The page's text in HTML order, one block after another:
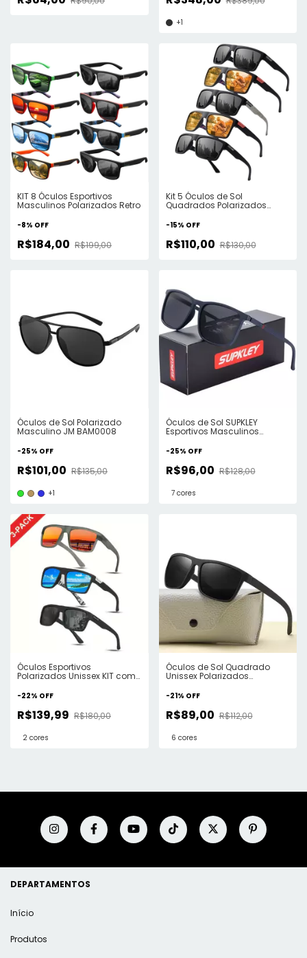
+1
KIT 8 Óculos Esportivos
Masculinos Polarizados Retro
-8% OFF
R$184,00 R$199,00
Kit 5 Óculos de Sol
Quadrados Polarizados
-15% OFF
R$110,00 R$130,00
Óculos de Sol Polarizado
Masculino JM BAM0008
-25% OFF
R$101,00 R$135,00
+1
Óculos de Sol SUPKLEY
Esportivos Masculinos
-25% OFF
R$96,00 R$128,00
7 cores
Óculos Esportivos
Polarizados Unissex KIT com
-22% OFF
R$139,99 R$180,00
2 cores
Óculos de Sol Quadrado
Unissex Polarizados
-21% OFF
R$89,00 R$112,00
6 cores
DEPARTAMENTOS
Início
Produtos